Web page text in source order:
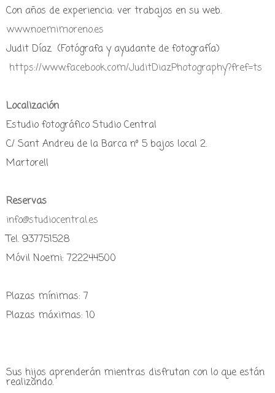
Con años de experiencia: ver trabajos en su web.
www.noemimoreno.es
Judit Díaz (Fotógrafa y ayudante de fotografía)
https://www.facebook.com/JuditDiazPhotography?fref=ts
Localización
Estudio fotográfico Studio Central
C/ Sant Andreu de la Barca nº 5 bajos local 2.
Martorell
Reservas
info@studiocentral.es
Tel. 937751528
Móvil Noemi: 722244500
Plazas mínimas: 7
Plazas máximas: 10
Sus hijos aprenderán mientras disfrutan con lo que están
realizando.